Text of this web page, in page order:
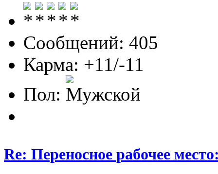
Сообщений: 405
Карма: +11/-11
Пол:
Re: Переносное рабочее